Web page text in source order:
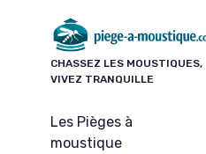
CHASSEZ LES MOUSTIQUES,
VIVEZ TRANQUILLE
Les Pièges à
moustique